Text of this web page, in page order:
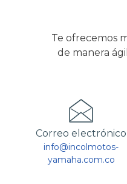
Te ofrecemos
de manera
Correo electrónico
info@incolmotos-
yamaha.com.co